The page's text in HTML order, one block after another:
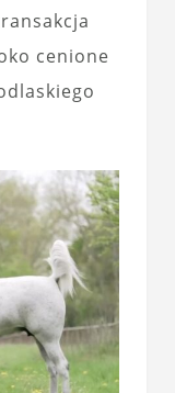
cenione